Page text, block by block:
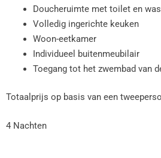
Doucheruimte met toilet en
Volledig ingerichte keuken
Woon-eetkamer
Individueel buitenmeubilair
Toegang tot het zwembad van
Totaalprijs op basis van een
4 Nachten